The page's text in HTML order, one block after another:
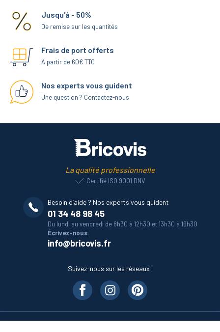
Jusqu'à - 50%
De remise sur les quantités
Frais de port offerts
A partir de 60€ TTC
Nos experts vous guident
Une question ? Contactez-nous
La qualité professionnelle
Certifié ISO 9001 DNV
Besoin d’aide ? Nos experts vous guident
01 34 48 98 45
Du lundi au vendredi de 8h30 à 12h30 et 13h30 à 16h30
Écrivez-nous
info@bricovis.fr
Suivez-nous sur les réseaux !